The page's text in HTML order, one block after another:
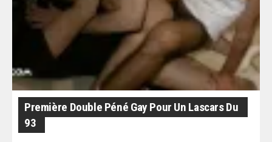
Première Double Péné Gay Pour Un Lascars Du
93